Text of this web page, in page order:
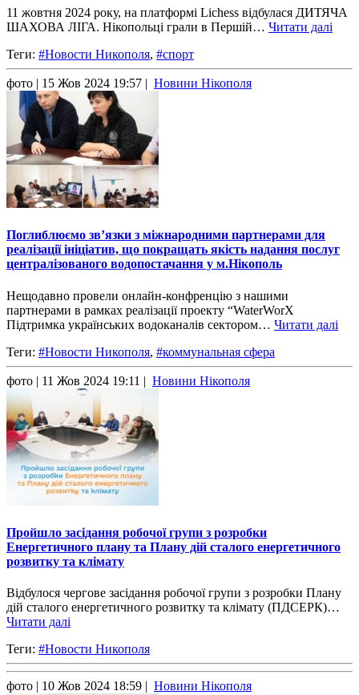
11 жовтня 2024 року, на платформі Lichess відбулася ДИТЯЧА
ШАХОВА ЛІГА. Нікопольці грали в Першій… Читати далі
Теги: #Новости Никополя, #спорт
фото | 15 Жов 2024 19:57 | Новини Нікополя
Поглиблюємо звʼязки з міжнародними партнерами для
реалізації ініціатив, що покращать якість надання послуг
централізованого водопостачання у м.Нікополь
Нещодавно провели онлайн-конфренцію з нашими
партнерами в рамках реалізації проекту “WaterWorX
Підтримка українських водоканалів сектором… Читати далі
Теги: #Новости Никополя, #коммунальная сфера
фото | 11 Жов 2024 19:11 | Новини Нікополя
Пройшло засідання робочої групи з розробки
Енергетичного плану та Плану дій сталого енергетичного
розвитку та клімату
Відбулося чергове засідання робочої групи з розробки Плану
дій сталого енергетичного розвитку та клімату (ПДСЕРК)…
Читати далі
Теги: #Новости Никополя
фото | 10 Жов 2024 18:59 | Новини Нікополя